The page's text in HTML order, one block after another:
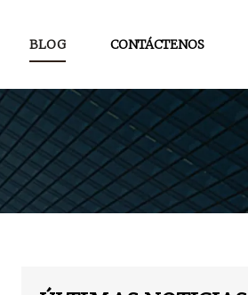
BLOG CONTÁCTENOS